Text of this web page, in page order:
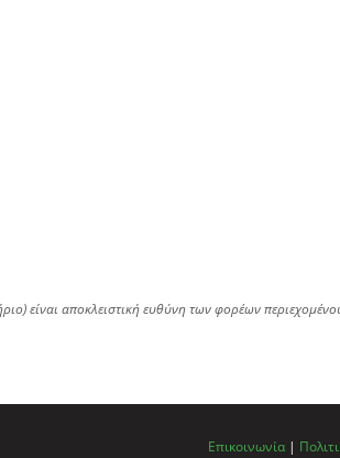
είναι αποκλειστική ευθύνη των φορέων
Επικοινωνία |